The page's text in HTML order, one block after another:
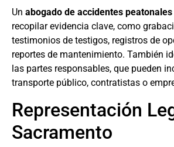
Un abogado de accidentes peatonales
recopilar evidencia clave, como
testimonios de testigos, registros de
reportes de mantenimiento. También
las partes responsables, que pueden
transporte público, contratistas o
Representación
Sacramento